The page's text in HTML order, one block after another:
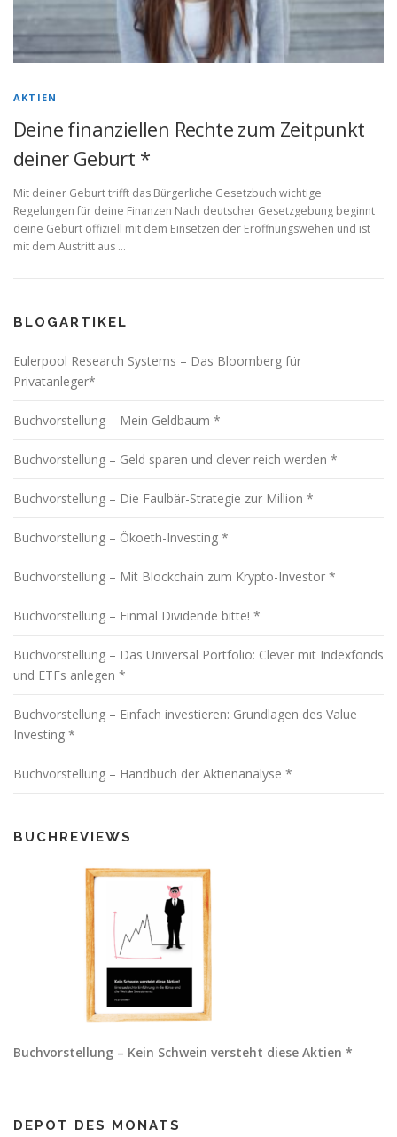
AKTIEN
Deine finanziellen Rechte zum Zeitpunkt
deiner Geburt *
Mit deiner Geburt trifft das Bürgerliche Gesetzbuch wichtige
Regelungen für deine Finanzen Nach deutscher Gesetzgebung beginnt
deine Geburt offiziell mit dem Einsetzen der Eröffnungswehen und ist
mit dem Austritt aus …
BLOGARTIKEL
Eulerpool Research Systems – Das Bloomberg für
Privatanleger*
Buchvorstellung – Mein Geldbaum *
Buchvorstellung – Geld sparen und clever reich werden *
Buchvorstellung – Die Faulbär-Strategie zur Million *
Buchvorstellung – Ökoeth-Investing *
Buchvorstellung – Mit Blockchain zum Krypto-Investor *
Buchvorstellung – Einmal Dividende bitte! *
Buchvorstellung – Das Universal Portfolio: Clever mit Indexfonds
und ETFs anlegen *
Buchvorstellung – Einfach investieren: Grundlagen des Value
Investing *
Buchvorstellung – Handbuch der Aktienanalyse *
BUCHREVIEWS
Buchvorstellung – Kein Schwein versteht diese Aktien *
DEPOT DES MONATS